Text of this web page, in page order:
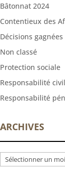
Bâtonnat 2024
Contentieux des
Décisions gagnées
Non classé
Protection sociale
Responsabilité
Responsabilité
ARCHIVES
Archives